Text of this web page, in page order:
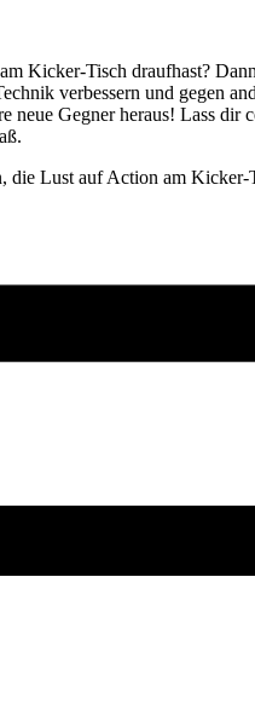
Kicker-Tisch draufhast?
verbessern und gegen
Gegner heraus! Lass
Lust auf Action am